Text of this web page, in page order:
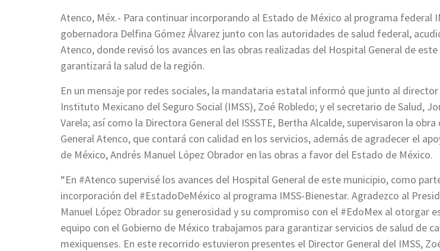
Atenco, Méx.- Para continuar incorporando al Estado de México al programa federal
gobernadora Delfina Gómez Álvarez junto con las autoridades de salud federal,
Atenco, donde revisó los avances en las obras realizadas del Hospital General de
garantizará la salud de la región.
En un mensaje por redes sociales, la mandataria estatal informó que junto al
Instituto Mexicano del Seguro Social (IMSS), Zoé Robledo; y el secretario de Salud,
Varela; así como la Directora General del ISSSTE, Bertha Alcalde, supervisaron la
General Atenco, que contará con calidad en los servicios, además de agradecer el
de México, Andrés Manuel López Obrador en las obras a favor del Estado de México.
“En #Atenco supervisé los avances del Hospital General de este municipio, como
incorporación del #EstadoDeMéxico al programa IMSS-Bienestar. Agradezco al
Manuel López Obrador su generosidad y su compromiso con el #EdoMex al otorgar
equipo con el Gobierno de México trabajamos para garantizar servicios de salud de
mexiquenses. En este recorrido estuvieron presentes el Director General del IMSS,